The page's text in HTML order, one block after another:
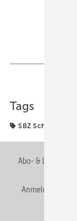
Tags
SBZ Schwerpunkt
Abo- & Leserservice
Anmelden